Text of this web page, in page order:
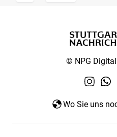
© NPG
Wo Sie uns